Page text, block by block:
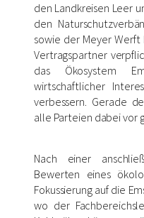
den Landkreisen Leer
den
sowie der Meyer
Vertragspartner
das Ökosystem
wirtschaftlicher
verbessern. Gerade
alle Parteien dabei vor
Nach einer
Bewerten eines
Fokussierung auf die
wo der